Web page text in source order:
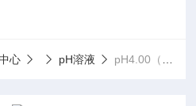
心 pH溶液 pH4.00（250ml）上海三信 通用型校正缓冲液PH校准溶液